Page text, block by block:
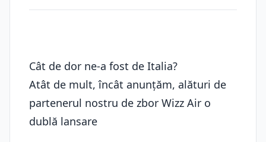
Cât de dor ne-a fost de Italia?
Atât de mult, încât anunțăm, alături de
partenerul nostru de zbor Wizz Air o
dublă lansare